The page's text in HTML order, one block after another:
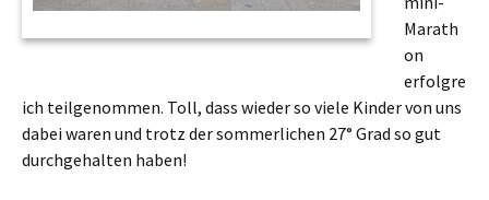
Marath
on
erfolgre
ich teilgenommen. Toll, dass wieder so viele Kinder von uns
dabei waren und trotz der sommerlichen 27° Grad so gut
durchgehalten haben!